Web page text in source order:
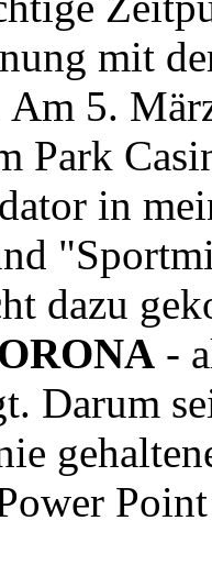
mit
5.
Park
in
dazu
-
Darum